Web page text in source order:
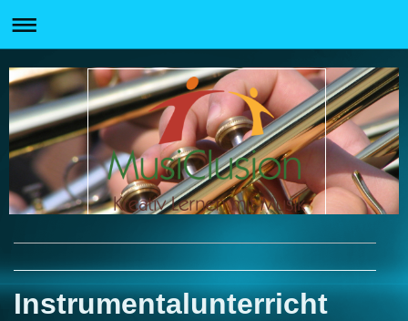
Instrumentalunterricht